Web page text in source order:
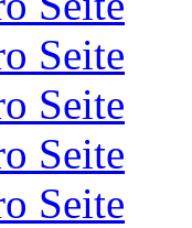
Seite
Seite
Seite
Seite